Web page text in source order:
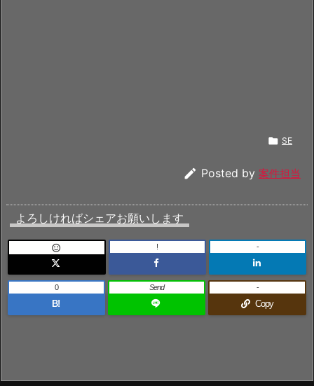
 SE
 Posted by 案件担当
よろしければシェアお願いします
 ! -
B!
0 Send
Copy
-